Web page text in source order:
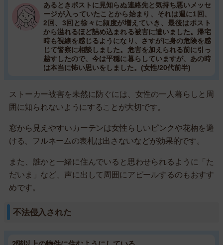
あるときポストに見知らぬ連絡先と気持ち悪いメッセ
ージが入っていたことから始まり、それは週に1回、
2回、3回と徐々に頻度が増えていき、最後はポスト
から溢れるほど詰め込まれる被害に遭いました。帰宅
時も視線を感じるようになり、さすがに身の危険を感
じて警察に相談しました。危害を加えられる前に引っ
越すしたので、今は平穏に暮らしていますが、あの時
は本当に怖い思いをしました。(女性/20代前半)
ストーカー被害を未然に防ぐには、女性の一人暮らしと周
囲に知られないようにすることが大切です。
窓から見えやすいカーテンは女性らしいピンクや花柄を避
ける、フルネームの表札は出さないなどが効果的です。
また、誰かと一緒に住んでいると思わせられるように「た
だいま」など、声に出して周囲にアピールするのもおすす
めです。
不法侵入された